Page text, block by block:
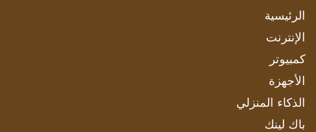
الرئيسية
الإنترنت
كمبيوتر
الأجهزة
الذكاء المنزلي
باك لينك